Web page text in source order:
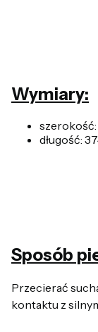
Wymiary:
długość:
Sposób
Przecierać
kontaktu z